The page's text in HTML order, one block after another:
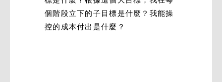
個階段立下的子目標是什麼？我能操
控的成本付出是什麼？